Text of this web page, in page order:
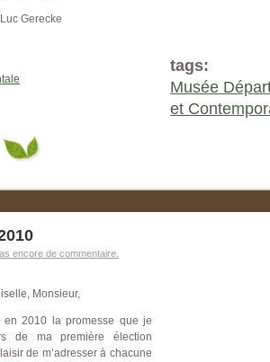
Luc Gerecke
tags:
Musée
et
encore de commentaire.
Monsieur,
en 2010 la promesse que je
de ma première élection
de m’adresser à chacune